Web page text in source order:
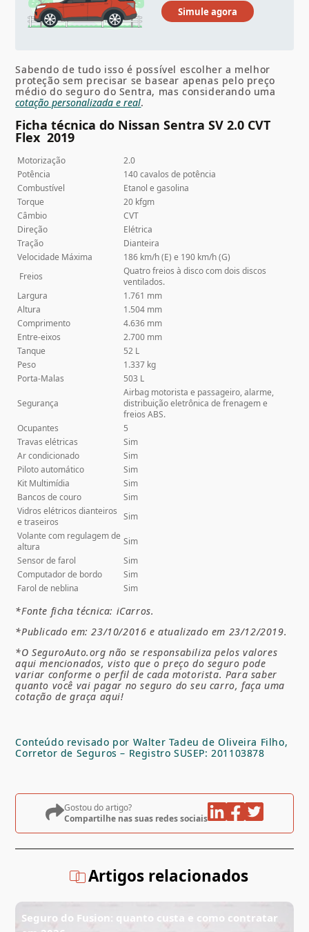
Sabendo de tudo isso é possível escolher a melhor
proteção sem precisar se basear apenas pelo preço
médio do seguro do Sentra, mas considerando uma
cotação personalizada e real.
Ficha técnica do Nissan Sentra SV 2.0 CVT
Flex 2019
Motorização
2.0
Potência
140 cavalos de potência
Combustível
Etanol e gasolina
Torque
20 kfgm
Câmbio
CVT
Direção
Elétrica
Tração
Dianteira
Velocidade Máxima
186 km/h (E) e 190 km/h (G)
Freios
Quatro freios à disco com dois discos
ventilados.
Largura
1.761 mm
Altura
1.504 mm
Comprimento
4.636 mm
Entre-eixos
2.700 mm
Tanque
52 L
Peso
1.337 kg
Porta-Malas
503 L
Segurança
Airbag motorista e passageiro, alarme,
distribuição eletrônica de frenagem e
freios ABS.
Ocupantes
5
Travas elétricas
Sim
Ar condicionado
Sim
Piloto automático
Sim
Kit Multimídia
Sim
Bancos de couro
Sim
Vidros elétricos dianteiros
e traseiros
Sim
Volante com regulagem de
altura
Sim
Sensor de farol
Sim
Computador de bordo
Sim
Farol de neblina
Sim
*Fonte ficha técnica: iCarros.
*Publicado em: 23/10/2016 e atualizado em 23/12/2019.
*O SeguroAuto.org não se responsabiliza pelos valores
aqui mencionados, visto que o preço do seguro pode
variar conforme o perfil de cada motorista. Para saber
quanto você vai pagar no seguro do seu carro, faça uma
cotação de graça aqui!
Conteúdo revisado por Walter Tadeu de Oliveira Filho,
Corretor de Seguros – Registro SUSEP: 201103878
Gostou do artigo?
Compartilhe nas suas redes sociais
Artigos relacionados
Seguro do Fusion: quanto custa e como contratar